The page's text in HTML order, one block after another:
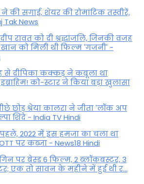
की सगाई, शेयर की रोमांटिक तस्वीरें,
Tak News
रावत को दी श्रद्धांजलि, जिनकी वजह
को मिली थी फिल्म 'गजनी' -
से दीपिका कक्कड़ ने कबूला था
को-स्टार ने किया बड़ा खुलासा
छोड़ श्रेया कालरा ने जीता 'लॉक अप
शिंदे - India TV Hindi
2022 में इस हमजा का चला था
पर कब्जा - News18 Hindi
पर बेस्ड 6 फिल्म, 2 ब्लॉकबस्टर, 3
एक तो सावन के महीने में हुई थी र...